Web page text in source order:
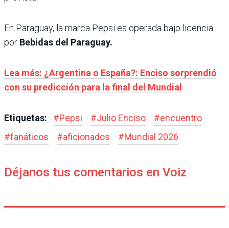
En Paraguay, la marca Pepsi es operada bajo licencia
por Bebidas del Paraguay.
Lea más: ¿Argentina o España?: Enciso sorprendió
con su predicción para la final del Mundial
Etiquetas: #Pepsi #Julio Enciso #encuentro
#fanáticos #aficionados #Mundial 2026
Déjanos tus comentarios en Voiz